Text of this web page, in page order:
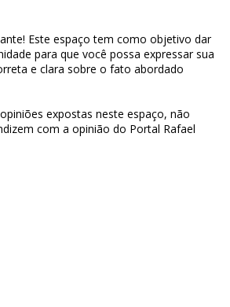
Este espaço tem como objetivo dar
para que você possa expressar sua
e clara sobre o fato abordado
expostas neste espaço, não
com a opinião do Portal Rafael